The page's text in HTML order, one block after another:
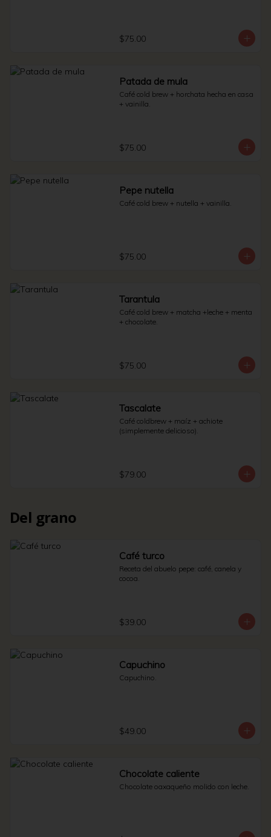
$75.00
Patada de mula
Café cold brew + horchata hecha en casa
+ vainilla.
$75.00
Pepe nutella
Café cold brew + nutella + vainilla.
$75.00
Tarantula
Café cold brew + matcha +leche + menta
+ chocolate.
$75.00
Tascalate
Café coldbrew + maíz + achiote
(simplemente delicioso).
$79.00
Del grano
Café turco
Receta del abuelo pepe: café, canela y
cocoa.
$39.00
Capuchino
Capuchino.
$49.00
Chocolate caliente
Chocolate oaxaqueño molido con leche.